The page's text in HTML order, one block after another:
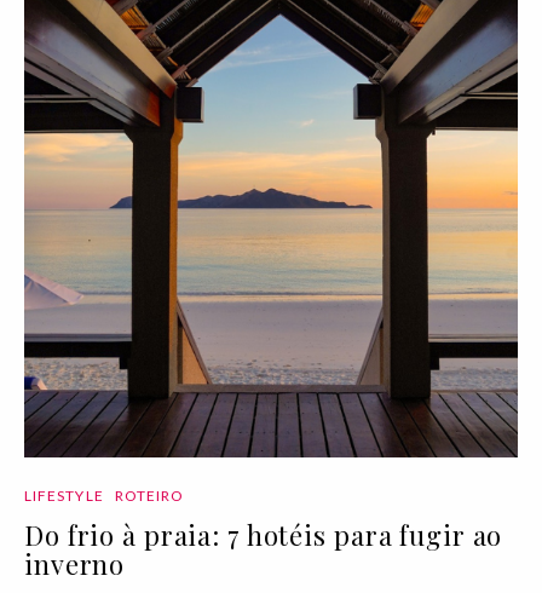
LIFESTYLE ROTEIRO
Do frio à praia: 7 hotéis para fugir ao
inverno